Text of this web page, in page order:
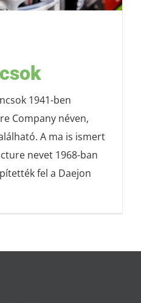
1941-ben
Company néven,
A ma is ismert
nevet 1968-ban
fel a Daejon